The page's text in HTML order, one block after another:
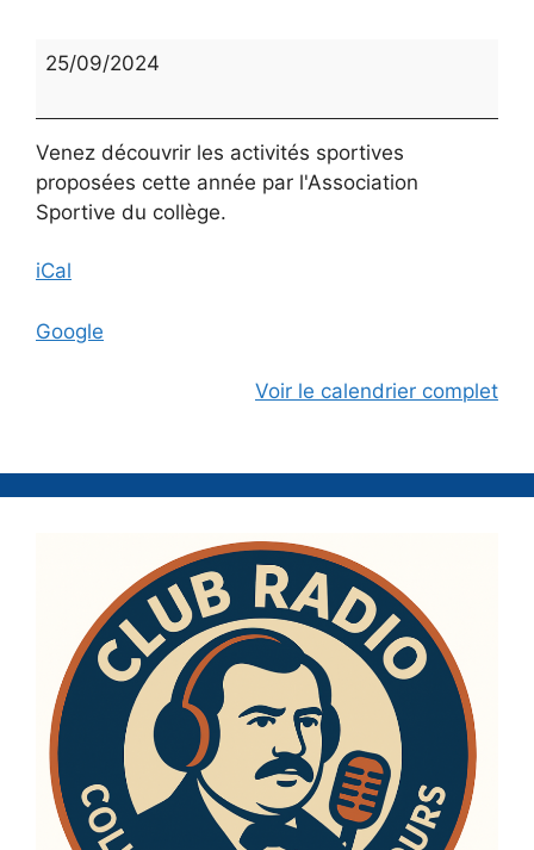
Journée
de
l'Association
Sportive
25/09/2024
Venez découvrir les activités sportives
proposées cette année par l'Association
Sportive du collège.
iCal
Google
Voir le calendrier complet